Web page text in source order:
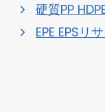
硬質PP
EPE EPSリ